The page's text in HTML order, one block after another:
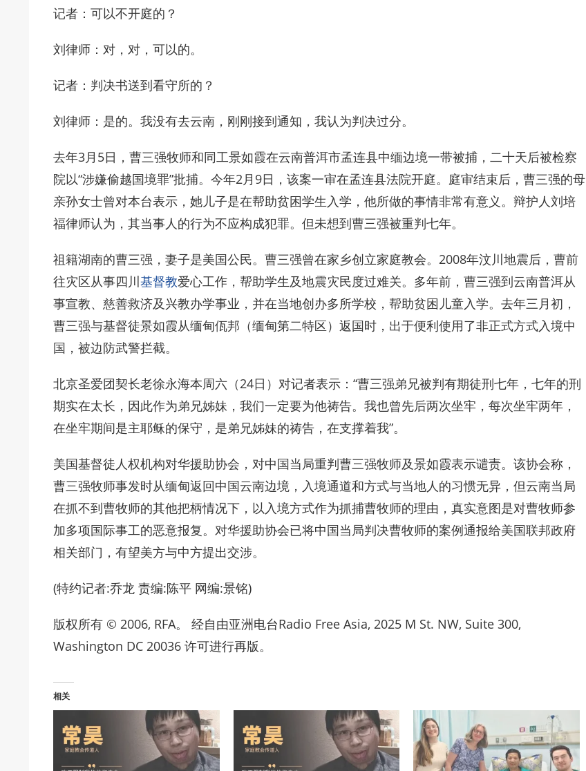
记者：可以不开庭的？
刘律师：对，对，可以的。
记者：判决书送到看守所的？
刘律师：是的。我没有去云南，刚刚接到通知，我认为判决过分。
去年3月5日，曹三强牧师和同工景如霞在云南普洱市孟连县中缅边境一带被捕，二十天后被检察
院以“涉嫌偷越国境罪”批捕。今年2月9日，该案一审在孟连县法院开庭。庭审结束后，曹三强的母
亲孙女士曾对本台表示，她儿子是在帮助贫困学生入学，他所做的事情非常有意义。辩护人刘培
福律师认为，其当事人的行为不应构成犯罪。但未想到曹三强被重判七年。
祖籍湖南的曹三强，妻子是美国公民。曹三强曾在家乡创立家庭教会。2008年汶川地震后，曹前
往灾区从事四川基督教爱心工作，帮助学生及地震灾民度过难关。多年前，曹三强到云南普洱从
事宣教、慈善救济及兴教办学事业，并在当地创办多所学校，帮助贫困儿童入学。去年三月初，
曹三强与基督徒景如霞从缅甸佤邦（缅甸第二特区）返国时，出于便利使用了非正式方式入境中
国，被边防武警拦截。
北京圣爱团契长老徐永海本周六（24日）对记者表示：“曹三强弟兄被判有期徒刑七年，七年的刑
期实在太长，因此作为弟兄姊妹，我们一定要为他祷告。我也曾先后两次坐牢，每次坐牢两年，
在坐牢期间是主耶稣的保守，是弟兄姊妹的祷告，在支撑着我”。
美国基督徒人权机构对华援助协会，对中国当局重判曹三强牧师及景如霞表示谴责。该协会称，
曹三强牧师事发时从缅甸返回中国云南边境，入境通道和方式与当地人的习惯无异，但云南当局
在抓不到曹牧师的其他把柄情况下，以入境方式作为抓捕曹牧师的理由，真实意图是对曹牧师参
加多项国际事工的恶意报复。对华援助协会已将中国当局判决曹牧师的案例通报给美国联邦政府
相关部门，有望美方与中方提出交涉。
(特约记者:乔龙 责编:陈平 网编:景铭)
版权所有 © 2006, RFA。 经自由亚洲电台Radio Free Asia, 2025 M St. NW, Suite 300,
Washington DC 20036 许可进行再版。
相关